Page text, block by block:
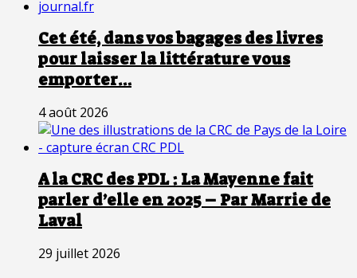
Cet été, dans vos bagages des livres
pour laisser la littérature vous
emporter…
4 août 2026
A la CRC des PDL : La Mayenne fait
parler d’elle en 2025 – Par Marrie de
Laval
29 juillet 2026